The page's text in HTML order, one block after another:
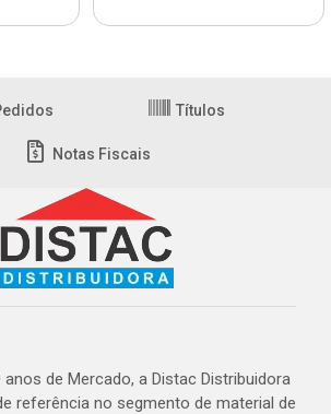
Títulos
Notas Fiscais
de Mercado, a Distac Distribuidora
referência no segmento de material de